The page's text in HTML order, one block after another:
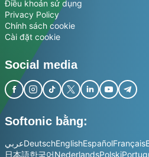
Điều khoản sử dụng
Privacy Policy
Chính sách cookie
Cài đặt cookie
Social media
Softonic bằng:
عربيDeutschEnglishEspañolFrançais
日本語한국어NederlandsPolski